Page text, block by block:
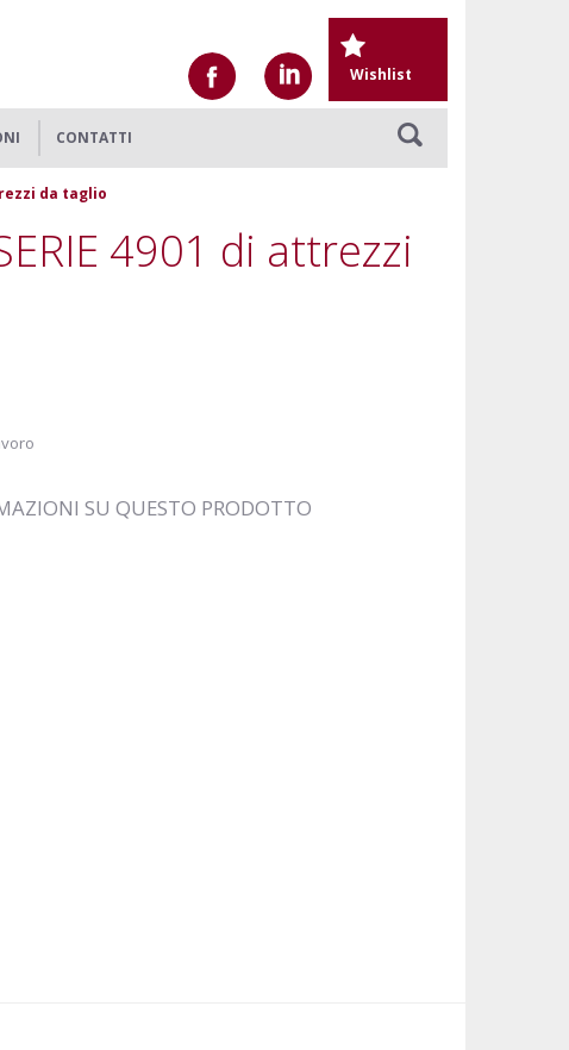
CONTATTI
Wishlist
da taglio
4901 di attrezzi
SU QUESTO PRODOTTO